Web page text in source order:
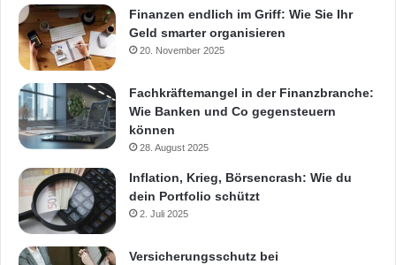
Finanzen endlich im Griff: Wie Sie Ihr
Geld smarter organisieren
20. November 2025
Fachkräftemangel in der Finanzbranche:
Wie Banken und Co gegensteuern
können
28. August 2025
Inflation, Krieg, Börsencrash: Wie du
dein Portfolio schützt
2. Juli 2025
Versicherungsschutz bei